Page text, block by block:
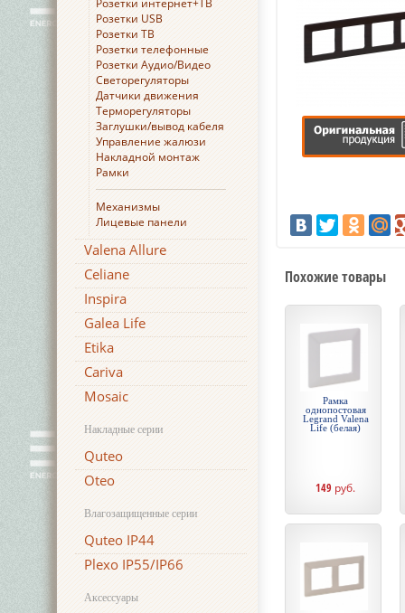
Розетки интернет+ТВ
Розетки USB
Розетки ТВ
Розетки телефонные
Розетки Аудио/Видео
Светорегуляторы
Датчики движения
Терморегуляторы
Заглушки/вывод кабеля
Управление жалюзи
Накладной монтаж
Рамки
Механизмы
Лицевые панели
Valena Allure
Celiane
Inspira
Galea Life
Etika
Cariva
Mosaic
Накладные серии
Quteo
Oteo
Влагозащищенные серии
Quteo IP44
Plexo IP55/IP66
Аксессуары
Похожие товары
Рамка
однопостовая
Legrand Valena
Life (белая)
149 руб.